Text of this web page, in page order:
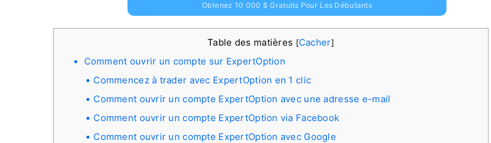
Obtenez 10 000 $ Gratuits Pour Les Débutants
Table des matières [Cacher]
Comment ouvrir un compte sur ExpertOption
Commencez à trader avec ExpertOption en 1 clic
Comment ouvrir un compte ExpertOption avec une adresse e-mail
Comment ouvrir un compte ExpertOption via Facebook
Comment ouvrir un compte ExpertOption avec Google